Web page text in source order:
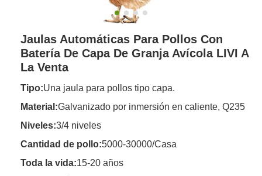
Jaulas Automáticas Para Pollos Con
Batería De Capa De Granja Avícola LIVI A
La Venta
Tipo:Una jaula para pollos tipo capa.
Material:Galvanizado por inmersión en caliente, Q235
Niveles:3/4 niveles
Cantidad de pollo:5000-30000/Casa
Toda la vida:15-20 años